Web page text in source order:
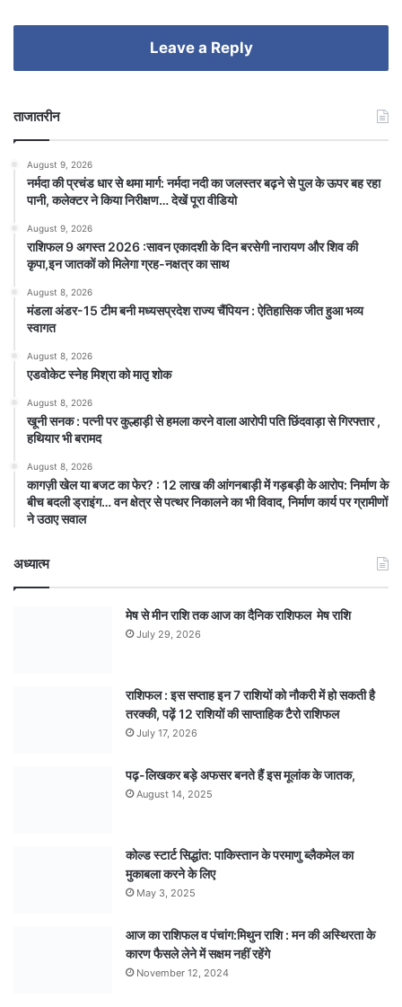
Leave a Reply
ताजातरीन
August 9, 2026
नर्मदा की प्रचंड धार से थमा मार्ग: नर्मदा नदी का जलस्तर बढ़ने से पुल के ऊपर बह रहा
पानी, कलेक्टर ने किया निरीक्षण… देखें पूरा वीडियो
August 9, 2026
राशिफल 9 अगस्त 2026 :सावन एकादशी के दिन बरसेगी नारायण और शिव की
कृपा,इन जातकों को मिलेगा ग्रह-नक्षत्र का साथ
August 8, 2026
मंडला अंडर-15 टीम बनी मध्यसप्रदेश राज्य चैंपियन : ऐतिहासिक जीत हुआ भव्य
स्वागत
August 8, 2026
एडवोकेट स्नेह मिश्रा को मातृ शोक
August 8, 2026
खूनी सनक : पत्नी पर कुल्हाड़ी से हमला करने वाला आरोपी पति छिंदवाड़ा से गिरफ्तार ,
हथियार भी बरामद
August 8, 2026
कागज़ी खेल या बजट का फेर? : 12 लाख की आंगनबाड़ी में गड़बड़ी के आरोप: निर्माण के
बीच बदली ड्राइंग… वन क्षेत्र से पत्थर निकालने का भी विवाद, निर्माण कार्य पर ग्रामीणों
ने उठाए सवाल
अध्यात्म
मेष से मीन राशि तक आज का दैनिक राशिफल मेष राशि
July 29, 2026
राशिफल : इस सप्ताह इन 7 राशियों को नौकरी में हो सकती है
तरक्की, पढ़ें 12 राशियों की साप्ताहिक टैरो राशिफल
July 17, 2026
पढ़-लिखकर बड़े अफसर बनते हैं इस मूलांक के जातक,
August 14, 2025
कोल्ड स्टार्ट सिद्धांत: पाकिस्तान के परमाणु ब्लैकमेल का
मुकाबला करने के लिए
May 3, 2025
आज का राशिफल व पंचांग:मिथुन राशि : मन की अस्थिरता के
कारण फैसले लेने में सक्षम नहीं रहेंगे
November 12, 2024